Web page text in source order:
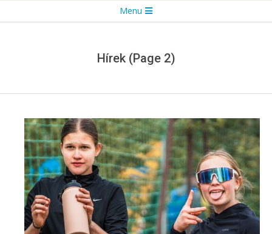
Menu
Hírek (Page 2)